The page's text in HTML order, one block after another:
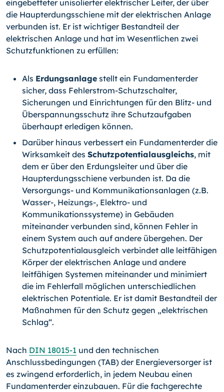
eingebette­ter unisolierter elektrischer Leiter, der über
die Haupterdungs­schiene mit der elektrischen Anlage
verbunden ist. Er ist wich­tiger Bestandteil der
elektrischen Anlage und hat im Wesent­lichen zwei
Schutzfunktionen zu erfüllen:
Als Erdungsanlage stellt ein Fundamenterder
sicher, dass Fehlerstrom-Schutzschalter,
Sicherungen und Ein­richtungen für den Blitz- und
Überspannungsschutz ihre Schutzaufgaben
überhaupt erledigen können.
Darüber hinaus verbessert ein Fundamenterder die
Wirk­samkeit des Schutzpotentialausgleichs, mit
dem er über den Erdungsleiter und über die
Haupterdungsschie­ne verbunden ist. Da die
Versorgungs- und Kommunikationsanlagen (z.B.
Was­ser-, Heizungs-, Elektro- und
Kommunikationssysteme) in Gebäuden
miteinander verbunden sind, können Fehler in
einem System auch auf andere übergehen. Der
Schutzpotentialausgleich verbindet alle leitfähigen
Körper der elektrischen Anla­ge und andere
leitfähigen Systemen miteinander und minimiert
die im Fehlerfall möglichen unterschiedlichen
elektrischen Potentiale. Er ist damit Bestandteil der
Maßnahmen für den Schutz gegen „elektrischen
Schlag“.
Nach DIN 18015-1 und den technischen
Anschlussbedingungen (TAB) der Energieversorger ist
es zwingend erforderlich, in jedem Neubau einen
Fundamenterder einzubauen. Für die fachgerechte